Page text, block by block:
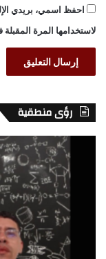
احفظ اسمي، بريدي
لاستخدامها المرة
رؤى منطقية